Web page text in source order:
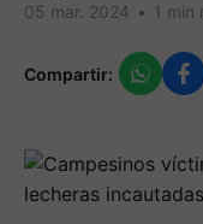
05 mar. 2024 • 1 min
Compartir: